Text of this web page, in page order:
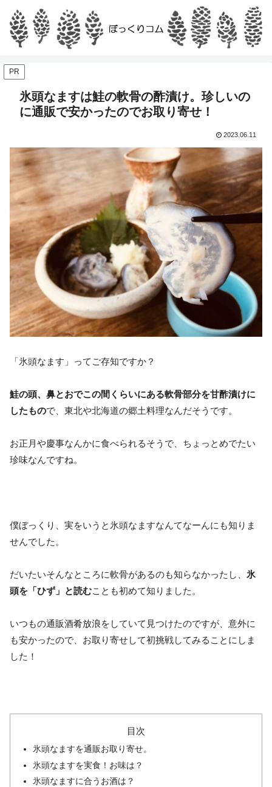
PR
氷頭なますは鮭の軟骨の酢漬け。珍しいの
に通販で安かったのでお取り寄せ！
2023.06.11
「氷頭なます」ってご存知ですか？
鮭の頭、鼻とおでこの間くらいにある軟骨部分を甘酢漬けに
したもので、東北や北海道の郷土料理なんだそうです。
お正月や慶事なんかに食べられるそうで、ちょっとめでたい
珍味なんですね。
僕ぼっくり、実をいうと氷頭なますなんてなーんにも知りま
せんでした。
だいたいそんなところに軟骨があるのも知らなかったし、 氷
頭を「ひず」と読むことも初めて知りました。
いつもの通販酒肴放浪をしていて見つけたのですが、意外に
も安かったので、お取り寄せして初挑戦してみることにしま
した！
目次
氷頭なますを通販お取り寄せ。
氷頭なますを実食！お味は？
氷頭なますに合うお酒は？